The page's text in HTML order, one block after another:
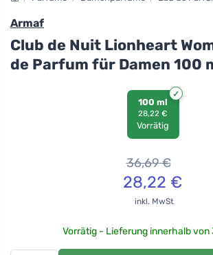
Armaf
Club de Nuit Lionheart
de Parfum für Damen 100
100 ml
28,22 €
Vorrätig
36,69€
28,22 €
inkl. MwSt
Vorrätig - Lieferung innerhalb von